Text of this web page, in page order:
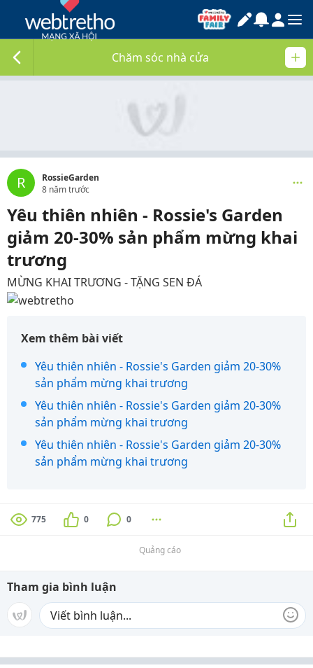
Chăm sóc nhà cửa
R
RossieGarden
8 năm trước
Yêu thiên nhiên - Rossie's Garden
giảm 20-30% sản phẩm mừng khai
trương
MỪNG KHAI TRƯƠNG - TẶNG SEN ĐÁ
Xem thêm bài viết
Yêu thiên nhiên - Rossie's Garden giảm 20-30%
sản phẩm mừng khai trương
Yêu thiên nhiên - Rossie's Garden giảm 20-30%
sản phẩm mừng khai trương
Yêu thiên nhiên - Rossie's Garden giảm 20-30%
sản phẩm mừng khai trương
775 0 0
Quảng cáo
Tham gia bình luận